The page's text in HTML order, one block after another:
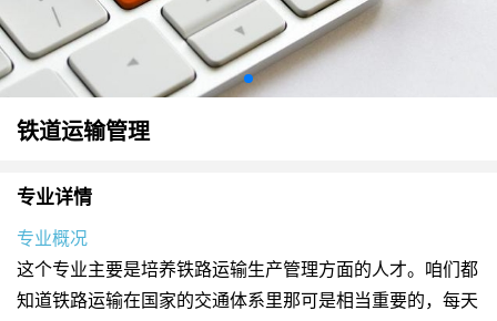
铁道运输管理
专业详情
专业概况
这个专业主要是培养铁路运输生产管理方面的人才。咱们都
知道铁路运输在国家的交通体系里那可是相当重要的，每天